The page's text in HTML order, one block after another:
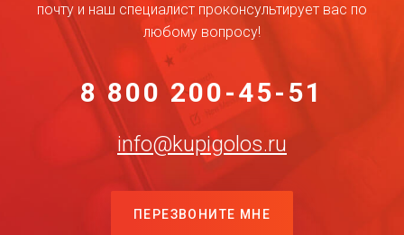
почту и наш специалист проконсультирует вас по
любому вопросу!
8 800 200-45-51
info@kupigolos.ru
ПЕРЕЗВОНИТЕ МНЕ